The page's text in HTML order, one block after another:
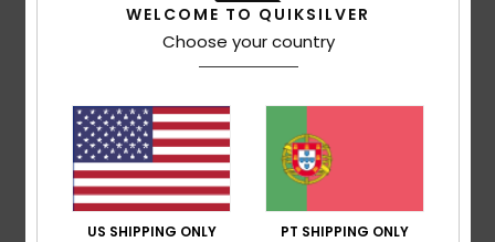
Bolso para cartão na manga
mãos
Bolso interior para tecnologias
Bolso de rede interno grande
Ven
WELCOME TO QUIKSILVER
Choose your country
US SHIPPING ONLY PT SHIPPING ONLY